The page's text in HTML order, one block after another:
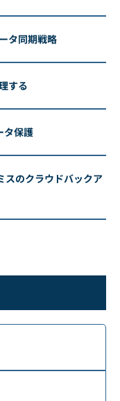
タ同期戦略
する
タ保護
のクラウドバックア